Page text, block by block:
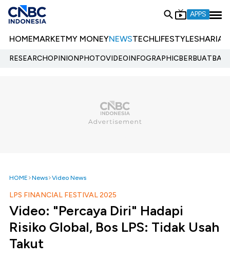
APPS
HOMEMARKETMY MONEYNEWSTECHLIFESTYLESHARIA
RESEARCHOPINIONPHOTOVIDEOINFOGRAPHIC
HOME News Video News
LPS FINANCIAL FESTIVAL 2025
Video: "Percaya Diri" Hadapi
Risiko Global, Bos LPS: Tidak Usah
Takut